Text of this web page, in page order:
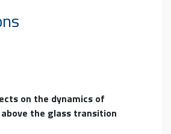
on the dynamics of
the glass transition